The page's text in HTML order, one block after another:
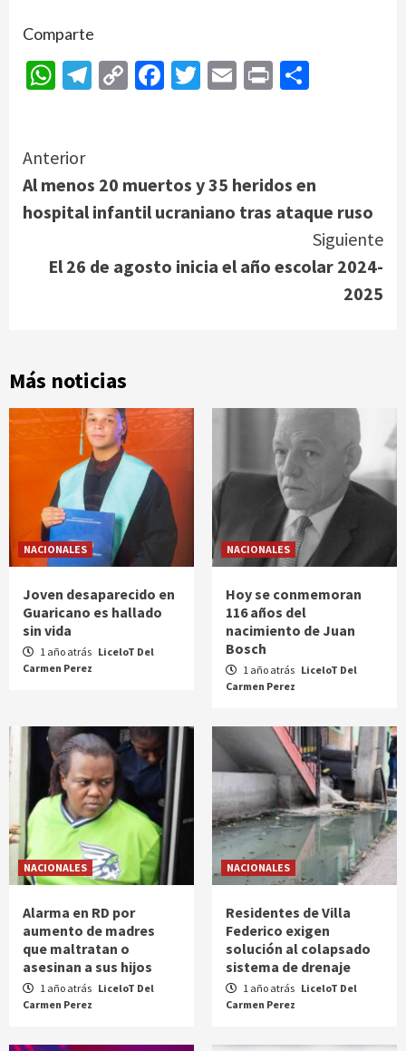
Comparte
WhatsApp
Telegram
CopyFacebook
Twitter
Email
Print
Continue
Reading
Anterior
Al menos 20 muertos y 35 heridos en
hospital infantil ucraniano tras ataque ruso
Siguiente
El 26 de agosto inicia el año escolar 2024-
2025
Más noticias
NACIONALES
Joven desaparecido en
Guaricano es hallado
sin vida
1 año atrás LiceloT Del
Carmen Perez
NACIONALES
Hoy se conmemoran
116 años del
nacimiento de Juan
Bosch
1 año atrás LiceloT Del
Carmen Perez
NACIONALES
Alarma en RD por
aumento de madres
que maltratan o
asesinan a sus hijos
1 año atrás LiceloT Del
Carmen Perez
NACIONALES
Residentes de Villa
Federico exigen
solución al colapsado
sistema de drenaje
1 año atrás LiceloT Del
Carmen Perez